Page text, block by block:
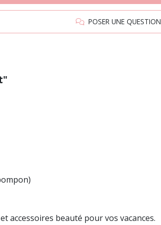
POSER UNE QUESTION
accessoires beauté pour vos vacances.